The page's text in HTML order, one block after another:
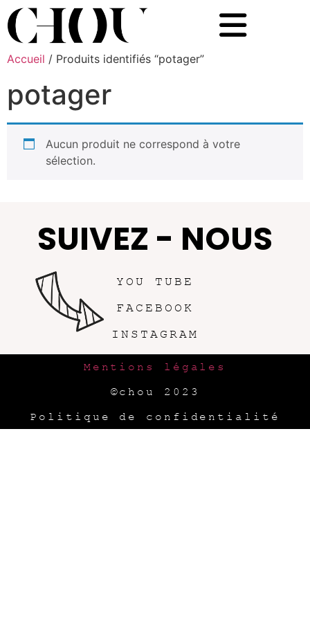
Accueil / Produits identifiés “potager”
potager
Aucun produit ne correspond à votre
sélection.
SUIVEZ - NOUS
YOU TUBE
FACEBOOK
INSTAGRAM
Mentions légales
©chou 2023
Politique de confidentialité